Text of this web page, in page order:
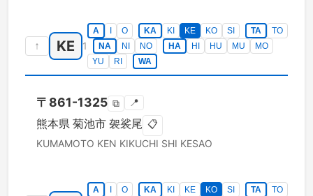
↑ KE 1
A O KA KI KE KO SI TA
TO
NA
NI NO HA HI HU MU
MO
YU
RI WA
〒 861-1325 ⧉ 📍
熊本県 菊池市 袈裟尾 📋
KUMAMOTO KEN KIKUCHI SHI KESAO
A O KA KI KE KO SI TA
TO